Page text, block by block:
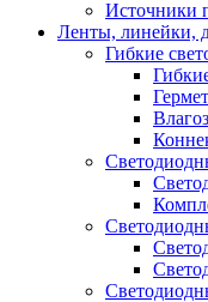
Источники
Ленты, линейки,
Гибкие